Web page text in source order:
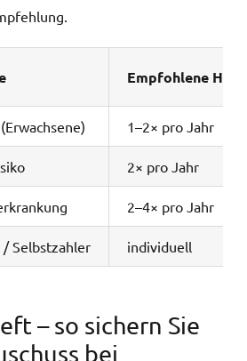
Empfohlene
1–2× pro Jahr
2× pro Jahr
2–4× pro Jahr
Selbstzahler individuell
– so sichern Sie
bei